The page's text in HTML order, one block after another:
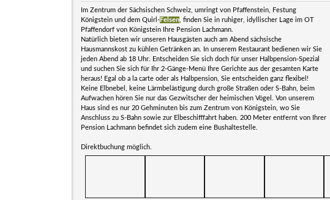
Im Zentrum der Sächsischen Schweiz, umringt von Pfaffenstein, Festung
Königstein und dem Quirl-Felsen , finden Sie in ruhiger, idyllischer Lage im OT
Pfaffendorf von Königstein Ihre Pension Lachmann.
Natürlich bieten wir unseren Hausgästen auch am Abend sächsische
Hausmannskost zu kühlen Getränken an. In unserem Restaurant bedienen wir Sie
jeden Abend ab 18 Uhr. Entscheiden Sie sich doch für unser Halbpension-Spezial
und suchen Sie sich für Ihr 2-Gänge-Menü Ihre Gerichte aus der gesamten Karte
heraus! Egal ob a la carte oder als Halbpension, Sie entscheiden ganz flexibel!
Keine Elbnebel, keine Lärmbelästigung durch große Straßen oder S-Bahn, beim
Aufwachen hören Sie nur das Gezwitscher der heimischen Vögel. Von unserem
Haus sind es nur 20 Gehminuten bis zum Zentrum von Königstein, wo Sie
Anschluss zu S-Bahn sowie zur Elbeschifffahrt haben. 200 Meter entfernt von Ihrer
Pension Lachmann befindet sich zudem eine Bushaltestelle.
Direktbuchung möglich.